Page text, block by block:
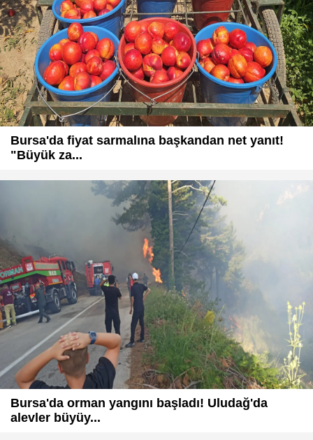
Bursa'da fiyat sarmalına başkandan net yanıt!
"Büyük za...
Bursa'da orman yangını başladı! Uludağ'da
alevler büyüy...